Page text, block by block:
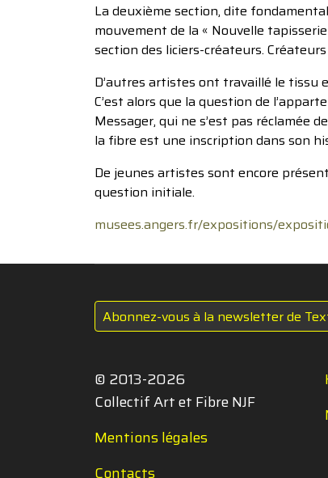
La deuxième section, dite
mouvement de la « Nouvelle
section des liciers-créateurs.
D’autres artistes ont travaillé le tissu
C’est alors que la question de
Messager, qui ne s’est pas réclamée
la fibre est une inscription dans son
De jeunes artistes sont encore
question initiale.
musees.angers.fr/expositions/
Abonnez-vous à la newsletter de
© 2013-2026
Collectif Art et Fibre NJF
Mentions légales
Contacts